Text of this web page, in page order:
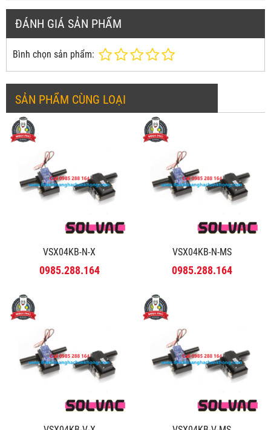
ĐÁNH GIÁ SẢN PHẨM
Bình chọn sản phẩm:
SẢN PHẨM CÙNG LOẠI
VSX04KB-N-X
0985.288.164
VSX04KB-N-MS
0985.288.164